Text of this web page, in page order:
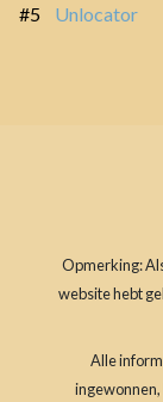
#5
Unlocator
Opmerking:
website hebt
Alle